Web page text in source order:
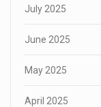
July 2025
June 2025
May 2025
April 2025